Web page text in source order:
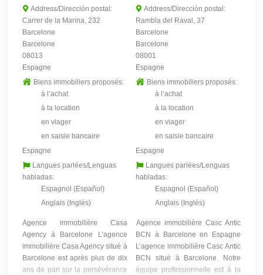
Address/Dirección postal:
Carrer de la Marina, 232
Barcelone
Barcelone
08013
Espagne
Biens immobiliers proposés:
à l’achat
à la location
en viager
en saisie bancaire
Espagne
Langues parlées/Lenguas
habladas:
Espagnol (Español)
Anglais (Inglés)
Agence immobilière Casa
Agency à Barcelone L’agence
immobilière Casa Agency situé à
Barcelone est après plus de dix
ans de pari sur la persévérance
Address/Dirección postal:
Rambla del Raval, 37
Barcelone
Barcelone
08001
Espagne
Biens immobiliers proposés:
à l’achat
à la location
en viager
en saisie bancaire
Espagne
Langues parlées/Lenguas
habladas:
Espagnol (Español)
Anglais (Inglés)
Agence immobilière Casc Antic
BCN à Barcelone en Espagne
L’agence immobilière Casc Antic
BCN situé à Barcelone. Notre
équipe professionnelle est à la